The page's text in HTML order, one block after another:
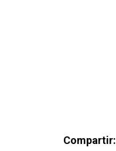
Compartir: